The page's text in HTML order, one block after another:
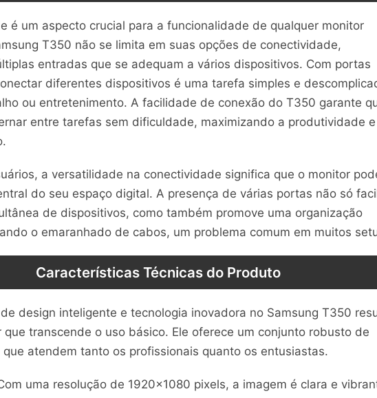
é um aspecto crucial para a funcionalidade de qualquer monitor
T350 não se limita em suas opções de conectividade,
entradas que se adequam a vários dispositivos. Com portas
diferentes dispositivos é uma tarefa simples e
ou entretenimento. A facilidade de conexão do T350 garante
entre tarefas sem dificuldade, maximizando a produtividade
a versatilidade na conectividade significa que o monitor
do seu espaço digital. A presença de várias portas não só
de dispositivos, como também promove uma organização
o emaranhado de cabos, um problema comum em muitos
Características Técnicas do Produto
design inteligente e tecnologia inovadora no Samsung T350
que transcende o uso básico. Ele oferece um conjunto robusto de
que atendem tanto os profissionais quanto os entusiastas.
uma resolução de 1920×1080 pixels, a imagem é clara e